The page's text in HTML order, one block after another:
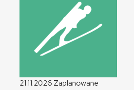
21.11.2026 Zaplanowane